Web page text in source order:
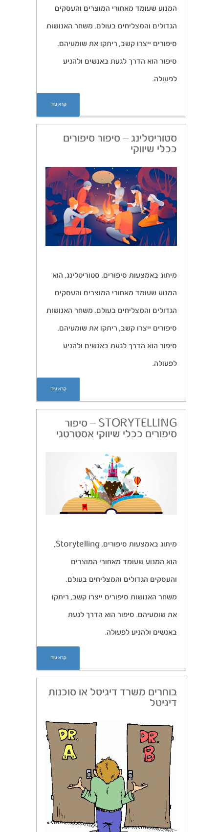
המנוע שעומד מאחורי המוצרים והעסקים
הגדולים והמצליחים בעולם. משחר האנושות
סיפורים ייצרו קשב, ריתקו את שומעיהם.
סיפור הוא הדרך לגעת באנשים ולהניע
לפעולה.
קרא עוד
סטוריטלינג – סיפור סיפורים
ככלי שיווקי
מיתוג באמצעות סיפורים, סטוריטלינג, הוא
המנוע שעומד מאחורי המוצרים והעסקים
הגדולים והמצליחים בעולם. משחר האנושות
סיפורים ייצרו קשב, ריתקו את שומעיהם.
סיפור הוא הדרך לגעת באנשים ולהניע
לפעולה.
קרא עוד
STORYTELLING – סיפור
סיפורים ככלי שיווקי אסטרטגי
מיתוג באמצעות סיפורים, Storytelling,
הוא המנוע שעומד מאחורי המוצרים
והעסקים הגדולים והמצליחים בעולם.
משחר האנושות סיפורים ייצרו קשב, ריתקו
את שומעיהם. סיפור הוא הדרך לגעת
באנשים ולהניע לפעולה.
קרא עוד
בוחרים משרד דיגיטל או סוכנות
דיגיטל